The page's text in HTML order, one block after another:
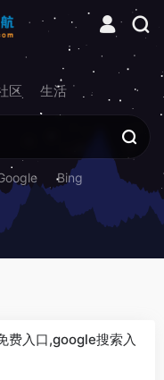
区 生活
Bing
费入口,google搜索入